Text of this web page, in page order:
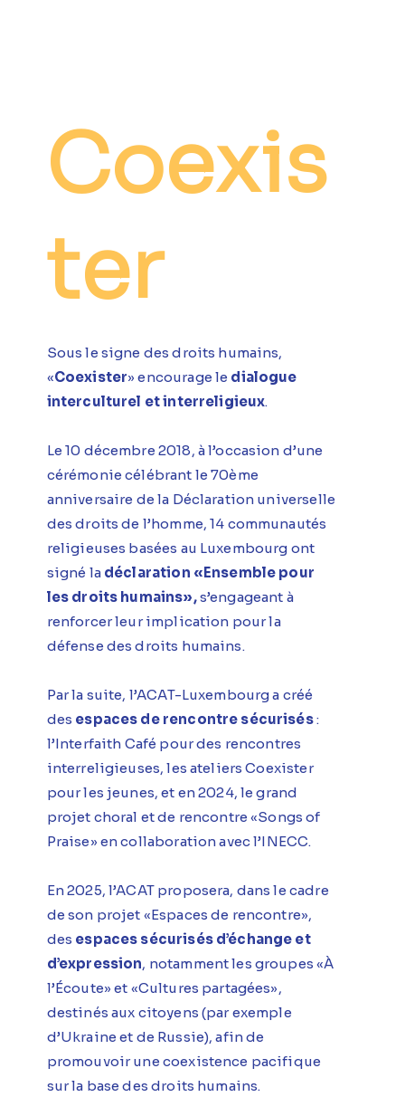
Coexis
ter
Sous le signe des droits humains,
«Coexister» encourage le dialogue
interculturel et interreligieux.
Le 10 décembre 2018, à l’occasion d’une
cérémonie célébrant le 70ème
anniversaire de la Déclaration universelle
des droits de l’homme, 14 communautés
religieuses basées au Luxembourg ont
signé la déclaration «Ensemble pour
les droits humains»,s’engageant à
renforcer leur implication pour la
défense des droits humains.
Par la suite, l’ACAT-Luxembourg a créé
des espaces de rencontre sécurisés:
l’Interfaith Café pour des rencontres
interreligieuses, les ateliers Coexister
pour les jeunes, et en 2024, le grand
projet choral et de rencontre «Songs of
Praise» en collaboration avec l’INECC.
En 2025, l’ACAT proposera, dans le cadre
de son projet «Espaces de rencontre»,
des espaces sécurisés d’échange et
d’expression, notamment les groupes «À
l’Écoute» et «Cultures partagées»,
destinés aux citoyens (par exemple
d’Ukraine et de Russie), afin de
promouvoir une coexistence pacifique
sur la base des droits humains.